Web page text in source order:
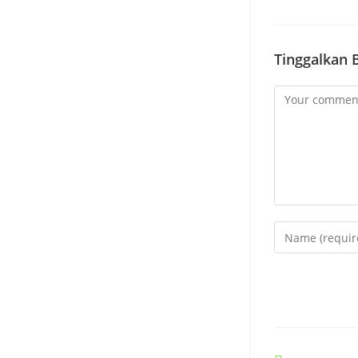
Tinggalkan
Comment
Enter
your